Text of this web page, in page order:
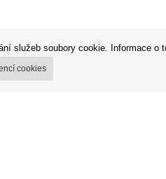
služeb soubory cookie. Informace
cookies